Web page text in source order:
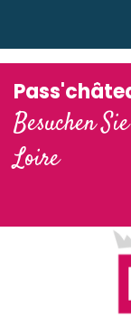
Besuchen
Loire